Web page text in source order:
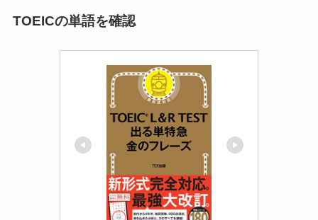
TOEICの単語を確認